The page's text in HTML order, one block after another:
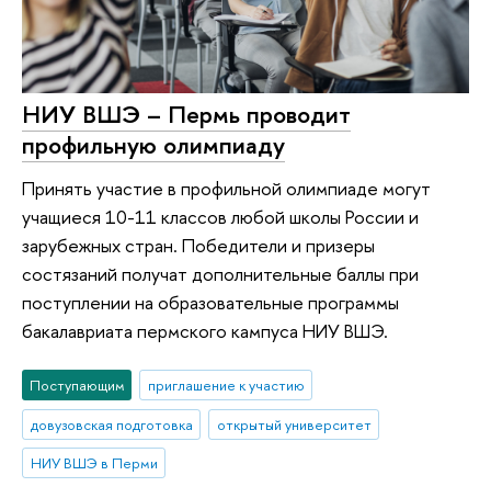
НИУ ВШЭ – Пермь проводит
профильную олимпиаду
Принять участие в профильной олимпиаде могут
учащиеся 10-11 классов любой школы России и
зарубежных стран. Победители и призеры
состязаний получат дополнительные баллы при
поступлении на образовательные программы
бакалавриата пермского кампуса НИУ ВШЭ.
Поступающим
приглашение к участию
довузовская подготовка
открытый университет
НИУ ВШЭ в Перми